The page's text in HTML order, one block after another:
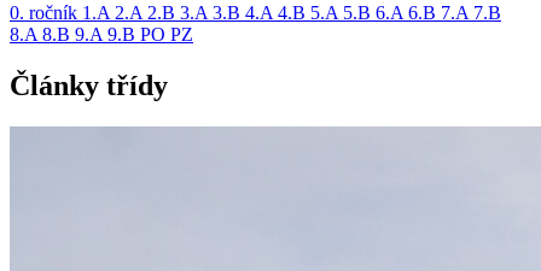
0. ročník 1.A 2.A 2.B 3.A 3.B 4.A 4.B 5.A 5.B 6.A 6.B 7.A 7.B
8.A 8.B 9.A 9.B PO PZ
Články třídy